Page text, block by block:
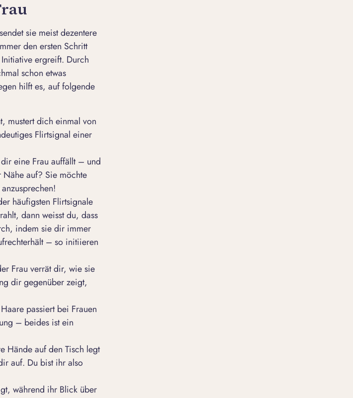
sie meist dezentere
den ersten Schritt
ergreift. Durch
schon etwas
hilft es, auf folgende
mustert dich einmal von
Flirtsignal einer
eine Frau auffällt – und
auf? Sie möchte
häufigsten Flirtsignale
dann weisst du, dass
indem sie dir immer
– so initiieren
Frau verrät dir, wie sie
dir gegenüber zeigt,
passiert bei Frauen
– beides ist ein
Hände auf den Tisch legt
auf. Du bist ihr also
während ihr Blick über